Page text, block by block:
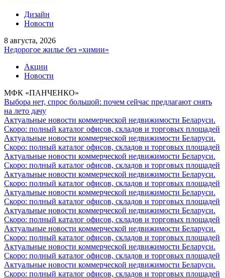
Дизайн
Новости
8 августа, 2026
Недорогое жилье без «химии»
Акции
Новости
МФК «ПАНЧЕНКО»
Выбора нет, спрос большой: почем сейчас предлагают снять
на лето дачу
Актуальные новости коммерческой недвижимости Беларуси.
Скоро: полный каталог офисов, складов и торговых площадей
Актуальные новости коммерческой недвижимости Беларуси.
Скоро: полный каталог офисов, складов и торговых площадей
Актуальные новости коммерческой недвижимости Беларуси.
Скоро: полный каталог офисов, складов и торговых площадей
Актуальные новости коммерческой недвижимости Беларуси.
Скоро: полный каталог офисов, складов и торговых площадей
Актуальные новости коммерческой недвижимости Беларуси.
Скоро: полный каталог офисов, складов и торговых площадей
Актуальные новости коммерческой недвижимости Беларуси.
Скоро: полный каталог офисов, складов и торговых площадей
Актуальные новости коммерческой недвижимости Беларуси.
Скоро: полный каталог офисов, складов и торговых площадей
Актуальные новости коммерческой недвижимости Беларуси.
Скоро: полный каталог офисов, складов и торговых площадей
Актуальные новости коммерческой недвижимости Беларуси.
Скоро: полный каталог офисов, складов и торговых площадей